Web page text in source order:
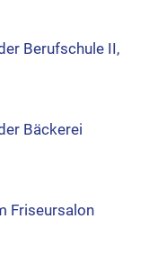
Berufschule II,
Bäckerei
Friseursalon